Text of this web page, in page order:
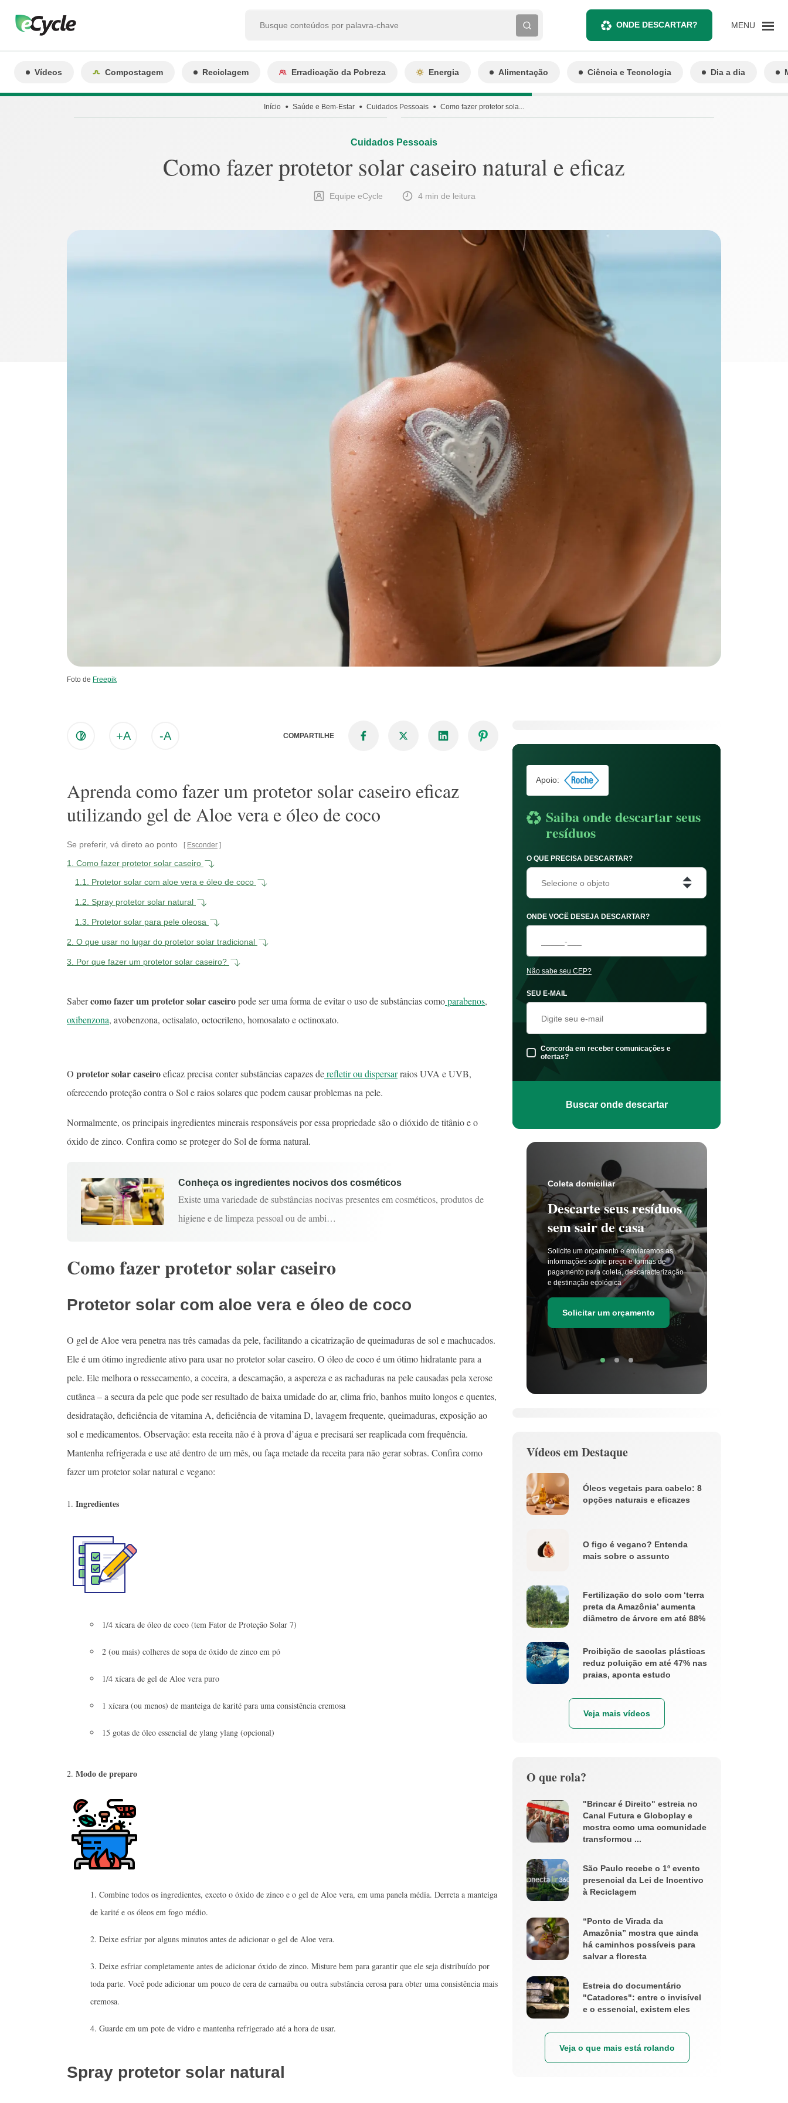
ONDE DESCARTAR? MENU
Vídeos Compostagem Reciclagem Erradicação da Pobreza Energia Alimentação Ciência e Tecnologia Dia a dia
Início Saúde e Bem-Estar Cuidados Pessoais Como fazer protetor sola...
Cuidados Pessoais
Como fazer protetor solar caseiro natural e eficaz
Equipe eCycle 4 min de leitura
Foto de Freepik
+A -A COMPARTILHE
Aprenda como fazer um protetor solar caseiro eficaz
utilizando gel de Aloe vera e óleo de coco
Se preferir, vá direto ao ponto Esconder
1.
Como fazer protetor solar caseiro
1.1.
Protetor solar com aloe vera e óleo de coco
1.2. Spray protetor solar natural
1.3. Protetor solar para pele oleosa
2. O que usar no lugar do protetor solar tradicional
3. Por que fazer um protetor solar caseiro?
Sabercomo fazer um protetor solar caseiropode ser uma forma de evitar o uso de substâncias comoparabenos,
oxibenzona, avobenzona, octisalato, octocrileno, homosalato e octinoxato.
O protetor solar caseiroeficaz precisa conter substâncias capazes derefletir ou dispersarraios UVA e UVB,
oferecendo proteção contra o Sol e raios solares que podem causar problemas na pele.
Normalmente, os principais ingredientes minerais responsáveis por essa propriedade são o dióxido de titânio e o
óxido de zinco. Confira como se proteger do Sol de forma natural.
Conheça os ingredientes nocivos dos cosméticos
Existe uma variedade de substâncias nocivas presentes em cosméticos, produtos de
higiene e de limpeza pessoal ou de ambi…
Como fazer protetor solar caseiro
Protetor solar com aloe vera e óleo de coco
O gel de Aloe vera penetra nas três camadas da pele, facilitando a cicatrização de queimaduras de sol e machucados.
Ele é um ótimo ingrediente ativo para usar no protetor solar caseiro. O óleo de coco é um ótimo hidratante para a
pele. Ele melhora o ressecamento, a coceira, a descamação, a aspereza e as rachaduras na pele causadas pela xerose
cutânea – a secura da pele que pode ser resultado de baixa umidade do ar, clima frio, banhos muito longos e quentes,
desidratação, deficiência de vitamina A, deficiência de vitamina D, lavagem frequente, queimaduras, exposição ao
sol e medicamentos. Observação: esta receita não é à prova d’água e precisará ser reaplicada com frequência.
Mantenha refrigerada e use até dentro de um mês, ou faça metade da receita para não gerar sobras. Confira como
fazer um protetor solar natural e vegano:
Ingredientes
1/4 xícara de óleo de coco (tem Fator de Proteção Solar 7)
2 (ou mais) colheres de sopa de óxido de zinco em pó
1/4 xícara de gel de Aloe vera puro
1 xícara (ou menos) de manteiga de karité para uma consistência cremosa
15 gotas de óleo essencial de ylang ylang (opcional)
Modo de preparo
Combine todos os ingredientes, exceto o óxido de zinco e o gel de Aloe vera, em uma panela média. Derreta a manteiga
de karité e os óleos em fogo médio.
Deixe esfriar por alguns minutos antes de adicionar o gel de Aloe vera.
Deixe esfriar completamente antes de adicionar óxido de zinco. Misture bem para garantir que ele seja distribuído por
toda parte. Você pode adicionar um pouco de cera de carnaúba ou outra substância cerosa para obter uma consistência mais
cremosa.
Guarde em um pote de vidro e mantenha refrigerado até a hora de usar.
Spray protetor solar natural
Apoio:
Saiba onde descartar seus
resíduos
O QUE PRECISA DESCARTAR?
Selecione o objeto
ONDE VOCÊ DESEJA DESCARTAR?
Não sabe seu CEP?
SEU E-MAIL
Concorda em receber comunicações e
ofertas?
Buscar onde descartar
Coleta domiciliar
Descarte seus resíduos
sem sair de casa
Solicite um orçamento e enviaremos as
informações sobre preço e formas de
pagamento para coleta, descaracterização
e destinação ecológica
Solicitar um orçamento
Vídeos em Destaque
Óleos vegetais para cabelo: 8
opções naturais e eficazes
O figo é vegano? Entenda
mais sobre o assunto
Fertilização do solo com ‘terra
preta da Amazônia’ aumenta
diâmetro de árvore em até 88%
Proibição de sacolas plásticas
reduz poluição em até 47% nas
praias, aponta estudo
Veja mais vídeos
O que rola?
"Brincar é Direito" estreia no
Canal Futura e Globoplay e
mostra como uma comunidade
transformou ...
São Paulo recebe o 1º evento
presencial da Lei de Incentivo
à Reciclagem
“Ponto de Virada da
Amazônia” mostra que ainda
há caminhos possíveis para
salvar a floresta
Estreia do documentário
"Catadores": entre o invisível
e o essencial, existem eles
Veja o que mais está rolando